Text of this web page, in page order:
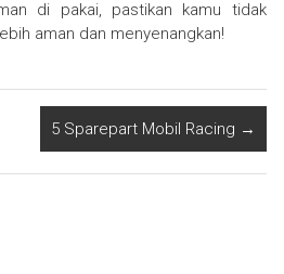
di pakai, pastikan kamu tidak
aman dan menyenangkan!
5 Sparepart Mobil Racing →